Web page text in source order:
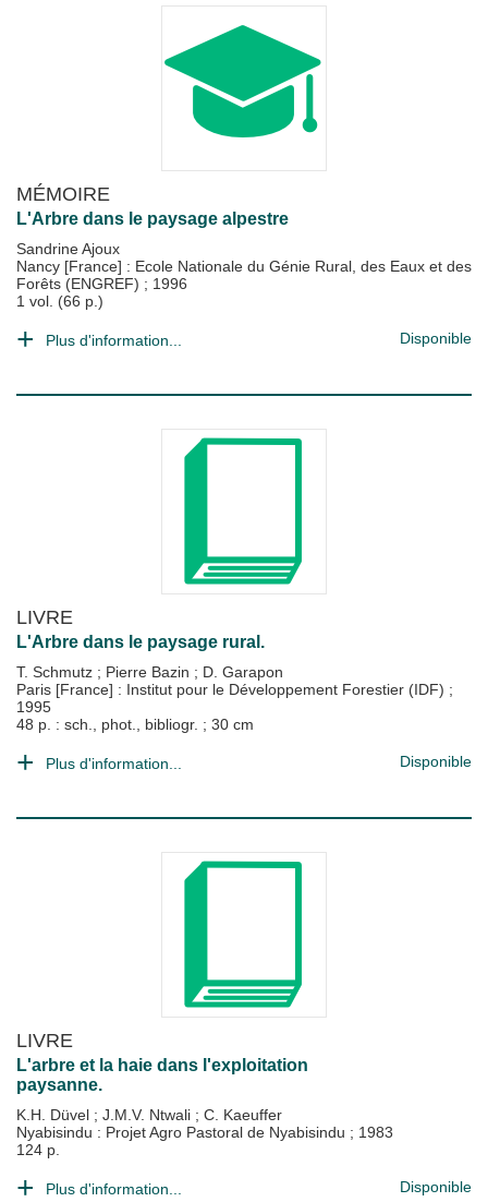
MÉMOIRE
L'Arbre dans le paysage alpestre
Sandrine Ajoux
Nancy [France] : Ecole Nationale du Génie Rural, des Eaux et des
Forêts (ENGREF) ; 1996
1 vol. (66 p.)
Plus d'information... Disponible
LIVRE
L'Arbre dans le paysage rural.
T. Schmutz ; Pierre Bazin ; D. Garapon
Paris [France] : Institut pour le Développement Forestier (IDF) ;
1995
48 p. : sch., phot., bibliogr. ; 30 cm
Plus d'information... Disponible
LIVRE
L'arbre et la haie dans l'exploitation
paysanne.
K.H. Düvel ; J.M.V. Ntwali ; C. Kaeuffer
Nyabisindu : Projet Agro Pastoral de Nyabisindu ; 1983
124 p.
Plus d'information... Disponible